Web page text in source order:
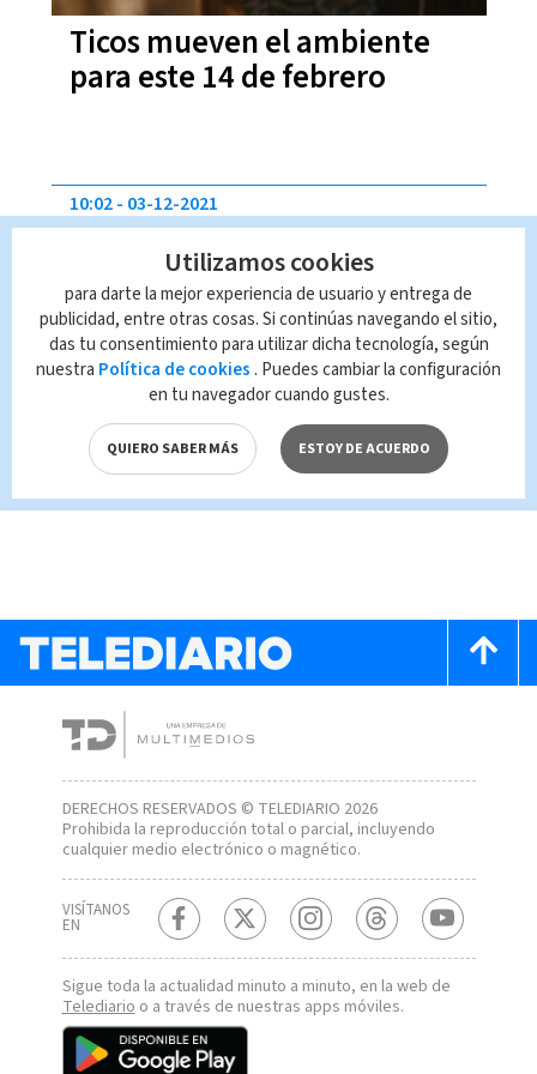
Ticos mueven el ambiente
para este 14 de febrero
Estos son los“agüizotes”más
famosos para este fin de año
10:02 03-12-2021
DERECHOS RESERVADOS © TELEDIARIO 2026
Prohibida la reproducción total o parcial, incluyendo
cualquier medio electrónico o magnético.
VISÍTANOS
EN
Sigue toda la actualidad minuto a minuto, en la web de
Telediario o a través de nuestras apps móviles.
Utilizamos cookies
para darte la mejor experiencia de usuario y entrega de
publicidad, entre otras cosas. Si continúas navegando el sitio,
das tu consentimiento para utilizar dicha tecnología, según
nuestra Política de cookies . Puedes cambiar la configuración
en tu navegador cuando gustes.
QUIERO SABER MÁS ESTOY DE ACUERDO